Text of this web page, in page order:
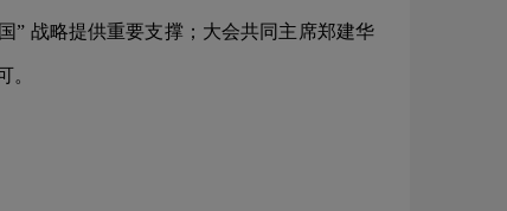
” 战略提供重要支撑；大会共同主席郑建华
。